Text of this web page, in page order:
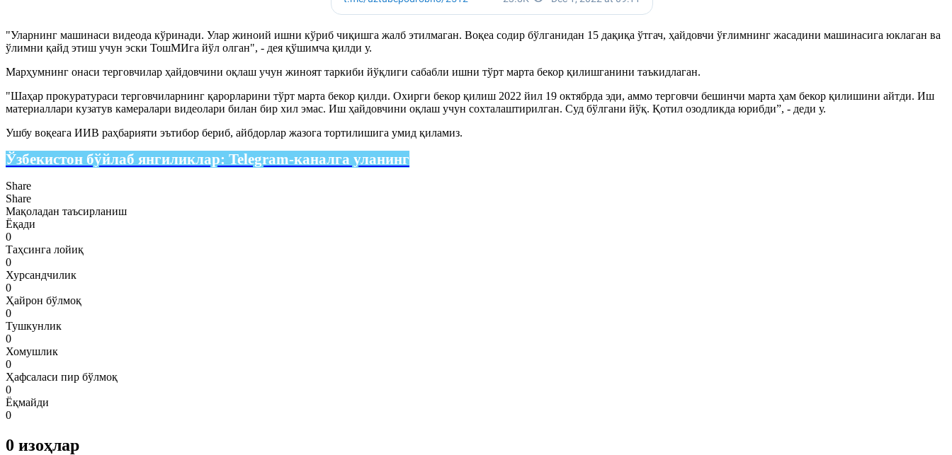
"Уларнинг машинаси видеода кўринади. Улар жиноий ишни кўриб чиқишга жалб этилмаган. Воқеа содир бўлганидан 15 дақиқа ўтгач, ҳайдовчи ўғлимнинг жасадини машинасига юклаган ва
ўлимни қайд этиш учун эски ТошМИга йўл олган", - дея қўшимча қилди у.
Марҳумнинг онаси терговчилар ҳайдовчини оқлаш учун жиноят таркиби йўқлиги сабабли ишни тўрт марта бекор қилишганини таъкидлаган.
"Шаҳар прокуратураси терговчиларнинг қарорларини тўрт марта бекор қилди. Охирги бекор қилиш 2022 йил 19 октябрда эди, аммо терговчи бешинчи марта ҳам бекор қилишини айтди. Иш
материаллари кузатув камералари видеолари билан бир хил эмас. Иш ҳайдовчини оқлаш учун сохталаштирилган. Суд бўлгани йўқ. Қотил озодликда юрибди”, - деди у.
Ушбу воқеага ИИВ раҳбарияти эътибор бериб, айбдорлар жазога тортилишига умид қиламиз.
Ўзбекистон бўйлаб янгиликлар: Telegram-каналга уланинг
Share
Share
Мақоладан таъсирланиш
Ёқади
0
Таҳсинга лойиқ
0
Хурсандчилик
0
Ҳайрон бўлмоқ
0
Тушкунлик
0
Хомушлик
0
Ҳафсаласи пир бўлмоқ
0
Ёқмайди
0
0 изоҳлар